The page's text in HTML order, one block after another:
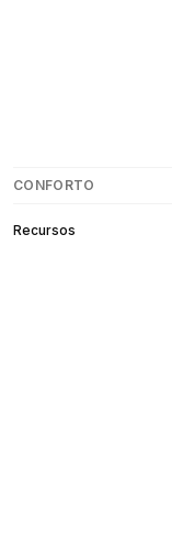
CONFORTO
Recursos